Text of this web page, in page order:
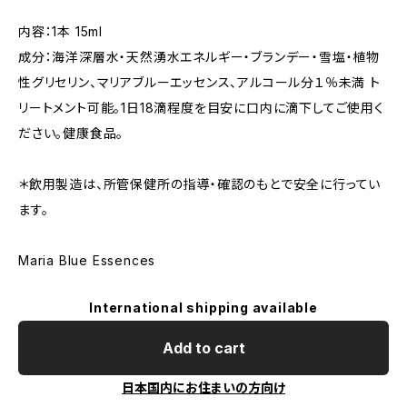
内容：1本 15ml
成分：海洋深層水・天然湧水エネルギー・ブランデー・雪塩・植物
性グリセリン、マリアブルーエッセンス、アルコール分１％未満 ト
リートメント可能。1日18滴程度を目安に口内に滴下してご使用く
ださい。健康食品。
＊飲用製造は、所管保健所の指導・確認のもとで安全に行ってい
ます。
Maria Blue Essences
International shipping available
Add to cart
日本国内にお住まいの方向け